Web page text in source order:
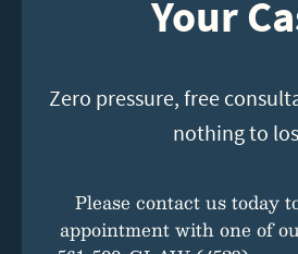
Your
Zero pressure, free
nothing to
Please contact us today
appointment with one of